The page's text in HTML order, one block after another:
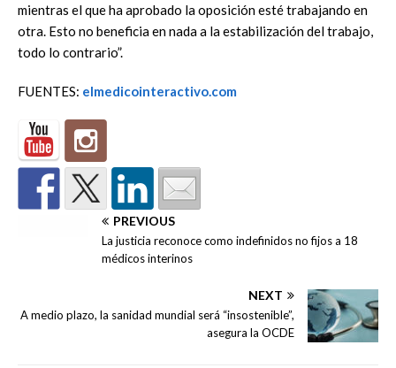
mientras el que ha aprobado la oposición esté trabajando en
otra. Esto no beneficia en nada a la estabilización del trabajo,
todo lo contrario”.
FUENTES: elmedicointeractivo.com
PREVIOUS
La justicia reconoce como indefinidos no fijos a 18
médicos interinos
NEXT
A medio plazo, la sanidad mundial será “insostenible”,
asegura la OCDE